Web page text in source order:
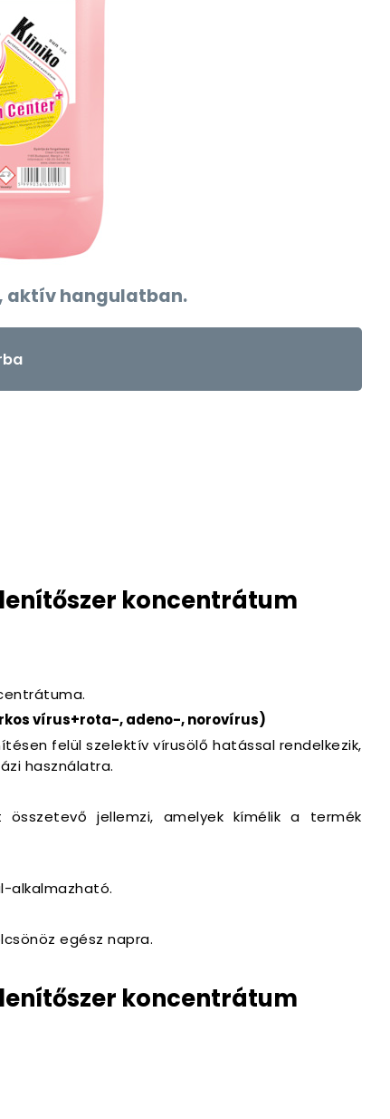
aktív hangulatban.
koncentrátum
vírus+rota-, adeno-, norovírus)
felül szelektív vírusölő hatással rendelkezik,
használatra.
jellemzi, amelyek kímélik a termék
alkalmazható.
egész napra.
koncentrátum